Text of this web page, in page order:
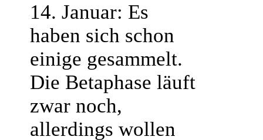
14. Januar: Es
haben sich schon
einige gesammelt.
Die Betaphase läuft
zwar noch,
allerdings wollen